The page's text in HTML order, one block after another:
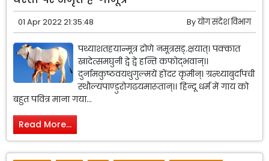
01 Apr 2022 21:35:48 Byयोग संदेश विभाग
पथ्याशतहयान्मूत्र द्रोणे नमूत्रसड्.क्षयात्। पक्कात
खादेत्समघुनी द्वे द्वे हन्ति कफोद्भवान्।।
दुर्नामकुष्ठवयथुगुल्मयें होंदर कृमीन्। ग्रन्थ्याबुर्दापची
स्थौल्यपाण्डुरोगढयमारूतान्।। हिन्दू धर्म में गाय को
बहुत पवित्र माना गया...
Read More...